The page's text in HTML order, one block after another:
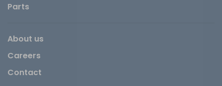
Parts
About us
Careers
Contact